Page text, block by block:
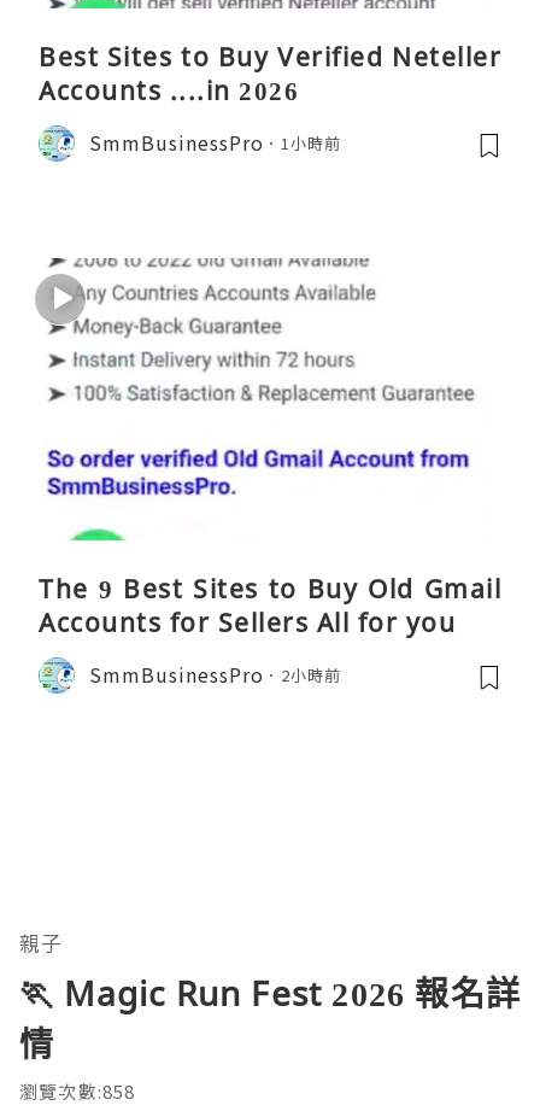
Best Sites to Buy Verified Neteller
Accounts ....in 2026
SmmBusinessPro 1小時前
The 9 Best Sites to Buy Old Gmail
Accounts for Sellers All for you
SmmBusinessPro 2小時前
親子
🏃 Magic Run Fest 2026 報名詳
情
瀏覽次數:858